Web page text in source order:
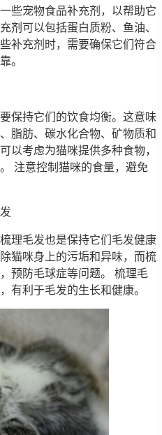
些宠物食品补充剂，以帮助它
剂可以包括蛋白质粉、鱼油、
补充剂时，需要确保它们符合
。
保持它们的饮食均衡。这意味
脂肪、碳水化合物、矿物质和
以考虑为猫咪提供多种食物，
注意控制猫咪的食量，避免
理毛发也是保持它们毛发健康
猫咪身上的污垢和异味，而梳
预防毛球症等问题。 梳理毛
有利于毛发的生长和健康。